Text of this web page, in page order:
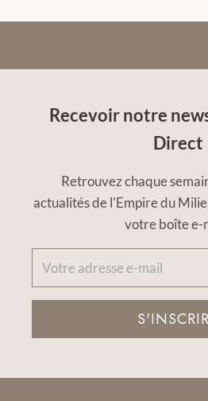
Recevoir notre
Direct
Retrouvez chaque
actualités de l'Empire du
votre boîte e-